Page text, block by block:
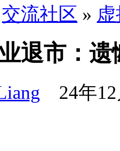
交流社区 »
业退市：
24年